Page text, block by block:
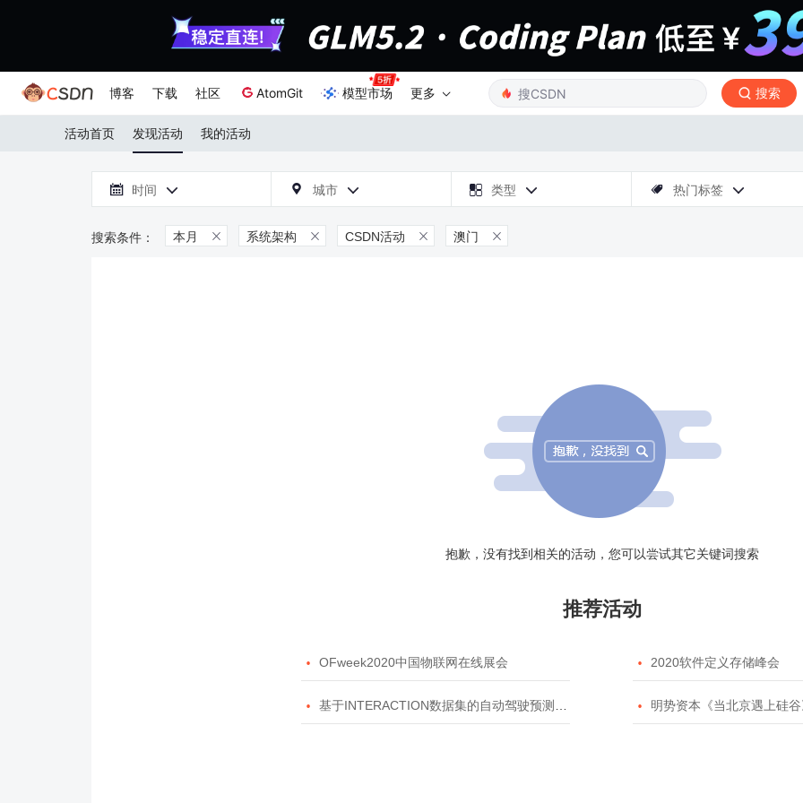
博客 下载 社区 AtomGit 模型市场 更多 搜索
活动首页 发现活动 我的活动
 时间   城市   类型   热门标签 
本月  系统架构  CSDN活动  澳门 
抱歉，没有找到相关的活动，您可以尝试其它关键词搜索
推荐活动
 OFweek2020中国物联网在线展会  2020软件定义存储峰会
 基于INTERACTION数据集的自动驾驶预测模型挑战赛  明势资本《当北京遇上硅谷》系列